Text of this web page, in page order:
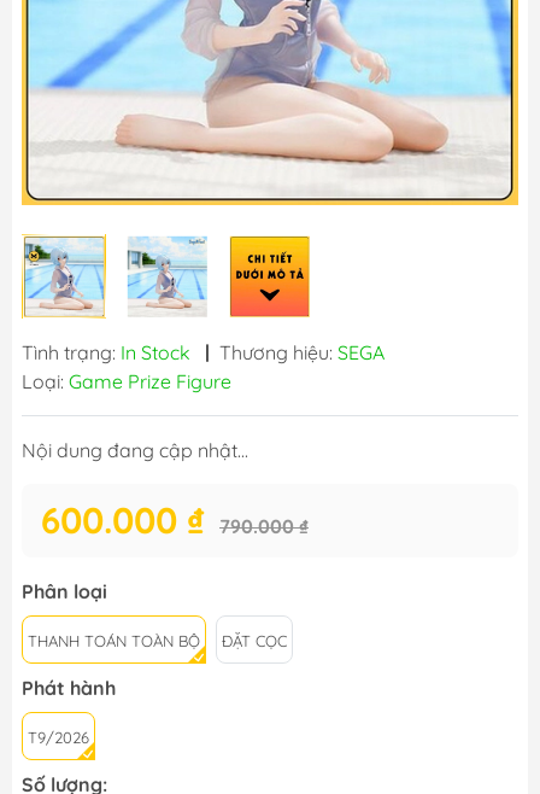
Tình trạng: In Stock | Thương hiệu: SEGA
Loại: Game Prize Figure
Nội dung đang cập nhật...
600.000 ₫ 790.000 ₫
Phân loại
THANH TOÁN TOÀN BỘ ĐẶT CỌC
Phát hành
T9/2026
Số lượng: